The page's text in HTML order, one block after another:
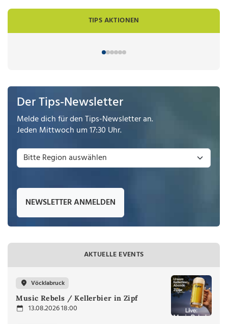
TIPS AKTIONEN
Der Tips-Newsletter
Melde dich für den Tips-Newsletter an.
Jeden Mittwoch um 17:30 Uhr.
NEWSLETTER ANMELDEN
AKTUELLE EVENTS
Vöcklabruck
Music Rebels / Kellerbier in Zipf
13.08.2026 18:00